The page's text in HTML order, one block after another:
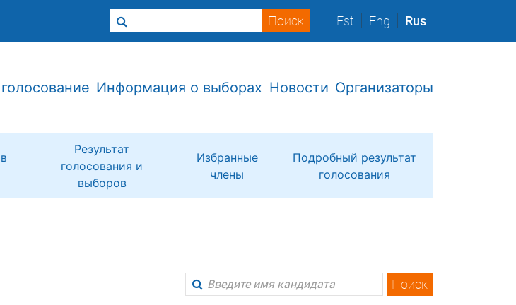
Est Eng Rus
Информация о выборах Новости Организаторы
Результат
голосования и
выборов
Избранные
члены
Подробный результат
голосования
Поиск